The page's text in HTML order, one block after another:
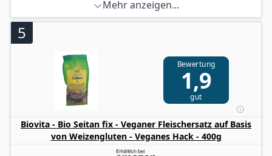
Ungekühlt lagerbar
Vegan
Mehr anzeigen...
5
Bewertung
1,9
gut
Biovita - Bio Seitan fix - Veganer Fleischersatz auf Basis
von Weizengluten - Veganes Hack - 400g